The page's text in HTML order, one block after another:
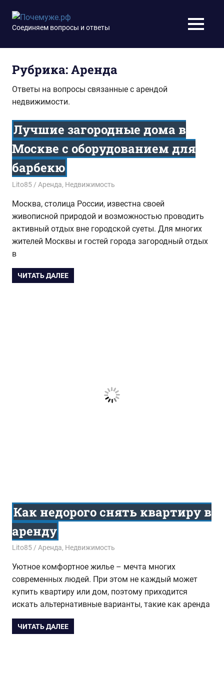
содержимому
Почемуже.рф
Соединяем вопросы и ответы МЕНЮ
Рубрика:Аренда
Ответы на вопросы связанные с арендой
недвижимости.
Лучшие загородные дома в
Москве с оборудованием для
барбекю
24.02.2024
Lito85 Аренда, Недвижимость
Москва, столица России, известна своей
живописной природой и возможностью проводить
активный отдых вне городской суеты. Для многих
жителей Москвы и гостей города загородный отдых
в
ЧИТАТЬ ДАЛЕЕ
Как недорого снять квартиру в
аренду
02.08.2023
Lito85 Аренда, Недвижимость
Уютное комфортное жилье – мечта многих
современных людей. При этом не каждый может
купить квартиру или дом, поэтому приходится
искать альтернативные варианты, такие как аренда
ЧИТАТЬ ДАЛЕЕ